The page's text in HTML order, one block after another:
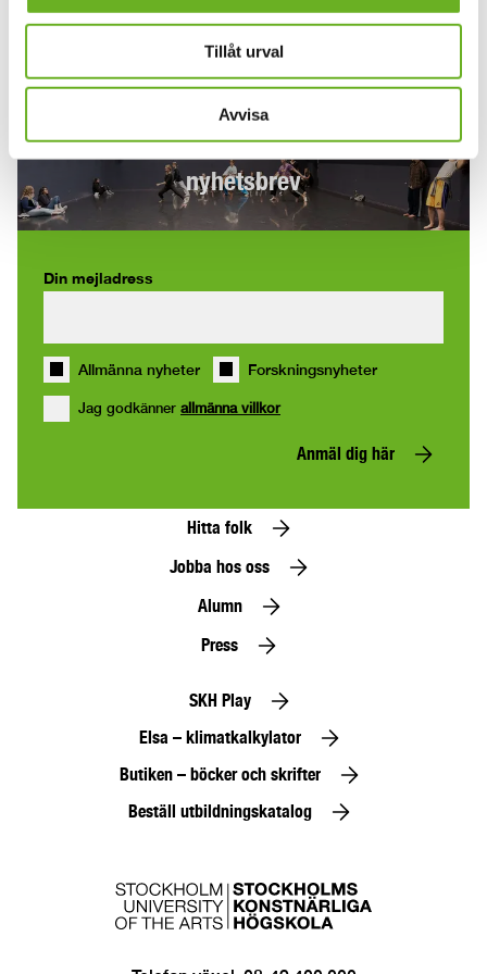
Tillåt urval
Avvisa
Plats:Accelerator, Frescativägen 26A
Anmäl dig till våra
nyhetsbrev
Din mejladress
Allmänna nyheter Forskningsnyheter
Jag godkänner allmänna villkor
Anmäl dig här
Hitta folk
Jobba hos oss
Alumn
Press
SKH Play
Elsa – klimatkalkylator
Butiken – böcker och skrifter
Beställ utbildningskatalog